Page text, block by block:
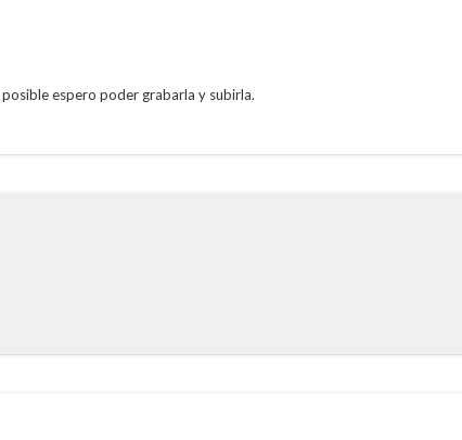
espero poder grabarla y subirla.